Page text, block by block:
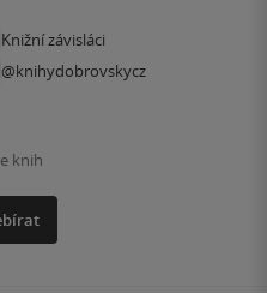
Knižní závisláci
@knihydobrovskycz
knih